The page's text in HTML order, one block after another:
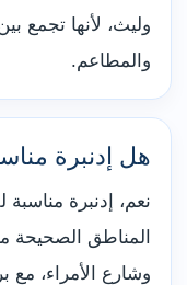
وليث، لأنها تجمع
والمطاعم.
هل إدنبرة
نعم، إدنبرة مناسبة
المناطق الصحيحة
وشارع الأمراء، مع